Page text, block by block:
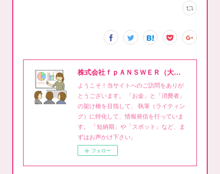
株式会社ｆｐＡＮＳＷＥＲ（大泉稔1級FPライティング事務所）
ようこそ！当サイトへのご訪問をありが
とうございます。 「お金」と「消費者」
の架け橋を目指して、 執筆（ライティン
グ）に特化して、情報発信を行っていま
す。 「短納期」や「スポット」など、ま
ずはお声かけ下さい。
フォロー